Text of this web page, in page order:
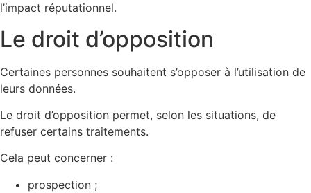
l’impact réputationnel.
Le droit d’opposition
Certaines personnes souhaitent s’opposer à l’utilisation de
leurs données.
Le droit d’opposition permet, selon les situations, de
refuser certains traitements.
Cela peut concerner :
prospection ;